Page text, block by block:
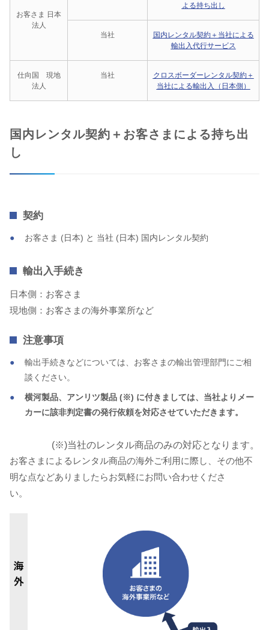
お客さま 日本
法人
よる持ち出し
当社
国内レンタル契約＋当社による
輸出入代行サービス
仕向国 現地
法人
当社
クロスボーダーレンタル契約＋
当社による輸出入（日本側）
国内レンタル契約＋お客さまによる持ち出
し
契約
お客さま (日本) と 当社 (日本) 国内レンタル契約
輸出入手続き
日本側：お客さま
現地側：お客さまの海外事業所など
注意事項
輸出手続きなどについては、お客さまの輸出管理部門にご相
談ください。
横河製品、アンリツ製品 (※) に付きましては、当社よりメー
カーに該非判定書の発行依頼を対応させていただきます。
(※)当社のレンタル商品のみの対応となります。
お客さまによるレンタル商品の海外ご利用に際し、その他不
明な点などありましたらお気軽にお問い合わせくださ
い。